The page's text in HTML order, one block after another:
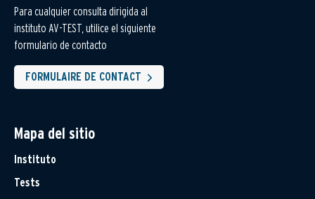
Para cualquier consulta dirigida al
instituto AV-TEST, utilice el siguiente
formulario de contacto
FORMULAIRE DE CONTACT
Mapa del sitio
Instituto
Tests